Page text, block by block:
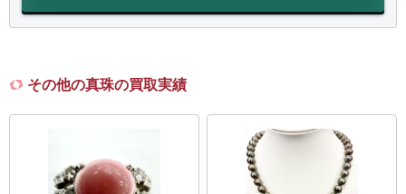
その他の真珠の買取実績